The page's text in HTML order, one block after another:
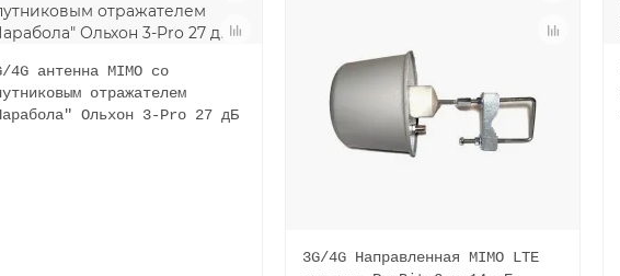
4G антенна MIMO со
отражателем
Ольхон 3-Pro 27 дБ
3G/4G Направленная MIMO LTE